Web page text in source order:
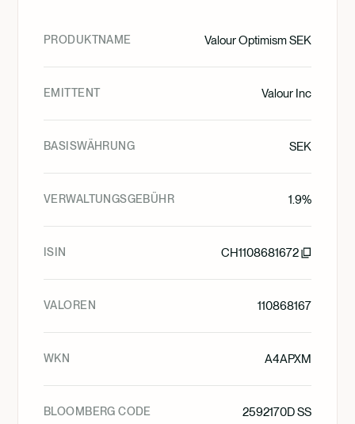
PRODUKTNAME Valour Optimism SEK
EMITTENT Valour Inc
BASISWÄHRUNG SEK
VERWALTUNGSGEBÜHR 1.9%
ISIN CH1108681672
VALOREN 110868167
WKN A4APXM
BLOOMBERG CODE 2592170D SS